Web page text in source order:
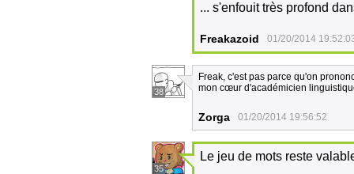
... s'enfouit très profond
Freakazoid 01/20/2014
38
Freak, c'est pas parce qu'on
mon cœur d'académicien
Zorga 01/20/2014 19:56:52
35
Le jeu de mots reste